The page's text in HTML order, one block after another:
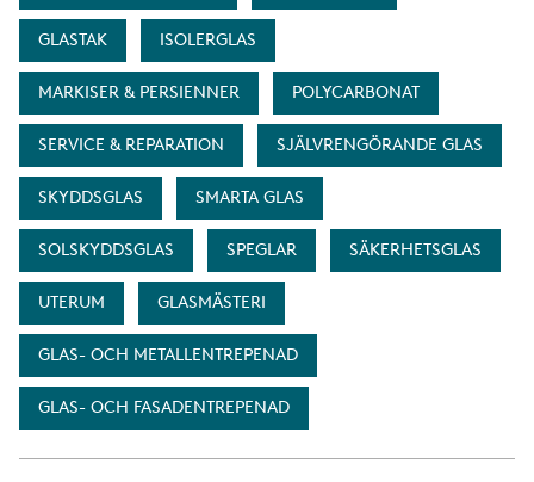
GLASTAK ISOLERGLAS
MARKISER & PERSIENNER POLYCARBONAT
SERVICE & REPARATION SJÄLVRENGÖRANDE GLAS
SKYDDSGLAS SMARTA GLAS
SOLSKYDDSGLAS SPEGLAR SÄKERHETSGLAS
UTERUM GLASMÄSTERI
GLAS- OCH METALLENTREPENAD
GLAS- OCH FASADENTREPENAD